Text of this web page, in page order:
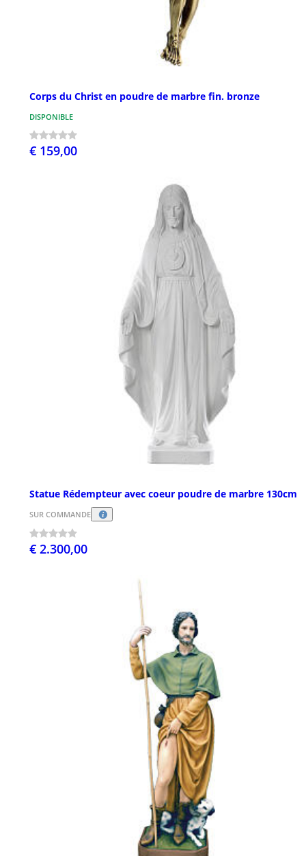
Corps du Christ en poudre de marbre fin. bronze
DISPONIBLE
€ 159,00
Statue Rédempteur avec coeur poudre de marbre 130cm
SUR COMMANDE
€ 2.300,00